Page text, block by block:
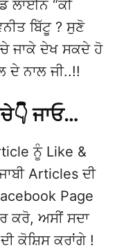
ਲਾਈਨ “ਕੀ
ਬਿੱਟੂ ? ਸੁਣੋ
ਜਾਕੇ ਦੇਖ ਸਕਦੇ ਹੋ
ਨਾਲ ਜੀ..!!
ਜਾਓ…
ਨੂੰ Like &
Articles ਦੀ
Page
ਕਰੋ, ਅਸੀਂ ਸਦਾ
ਕੋਸ਼ਿਸ ਕਰਾਂਗੇ !